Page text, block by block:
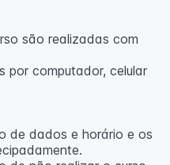
são realizadas com
por computador, celular
de dados e horário e os